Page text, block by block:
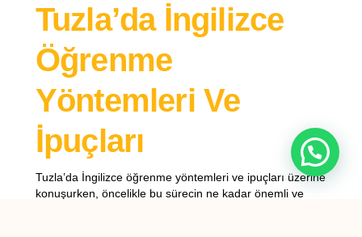
Tuzla’da İngilizce
Öğrenme
Yöntemleri Ve
İpuçları
Tuzla’da İngilizce öğrenme yöntemleri ve ipuçları üzerine
konuşurken, öncelikle bu sürecin ne kadar önemli ve